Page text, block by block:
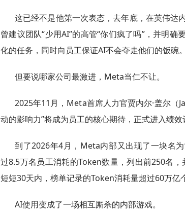
这已经不是他第一次表态，去年底，在英伟达
曾建议团队“少用AI”的高管“你们疯了吗”，并明
化的任务，同时向员工保证AI不会夺走他们的饭碗。
但要说哪家公司最激进，Meta当仁不让。
2025年11月，Meta首席人力官贾内尔·盖尔（
动的影响力”将成为员工的核心期待，正式进入绩效
到了2026年4月，Meta内部又出现了一块名
过8.5万名员工消耗的Token数量，列出前250名，
短短30天内，榜单记录的Token消耗量超过60万亿
AI使用变成了一场相互厮杀的内部游戏。